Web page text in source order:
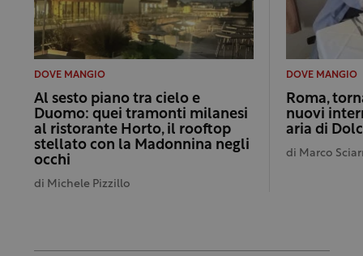
DOVE MANGIO
Al sesto piano tra cielo e
Duomo: quei tramonti milanesi
al ristorante Horto, il rooftop
stellato con la Madonnina negli
occhi
di Michele Pizzillo
DOVE MANGIO
Roma,
nuovi
aria di
di Marco